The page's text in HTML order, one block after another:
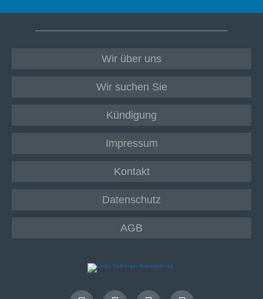
Wir über uns
Wir suchen Sie
Kündigung
Impressum
Kontakt
Datenschutz
AGB